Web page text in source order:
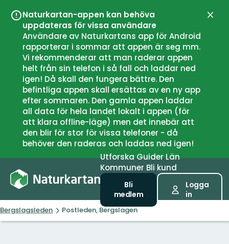
Naturkartan-appen kan behöva
uppdateras för vissa användare
Användare av Naturkartans app för Android
rapporterar i sommar att appen är seg mm.
Vi rekommenderar att man raderar appen
helt från sin telefon i så fall och laddar ned
igen! Då skall den fungera bättre. Den
befintliga appen skall ersättas av en ny app
efter sommaren. Den gamla appen laddar
all data för hela landet lokalt i appen (för
att klara offline-läge) men det innebär att
den blir för stor för vissa telefoner - då
behöver den raderas och laddas ned igen!
UtforskaGuiderLän
Kommuner Bli kund
Bli
medlem
Logga
in
Bergslagsleden Postleden, Bergslagen